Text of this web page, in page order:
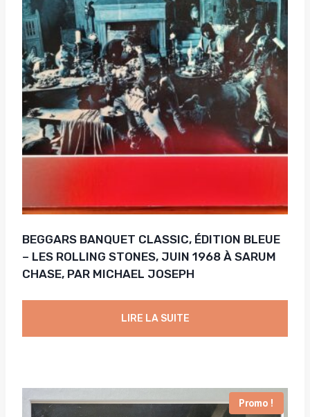
BEGGARS BANQUET CLASSIC, ÉDITION BLEUE
– LES ROLLING STONES, JUIN 1968 À SARUM
CHASE, PAR MICHAEL JOSEPH
LIRE LA SUITE
Promo !